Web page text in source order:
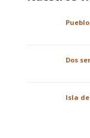
Dos
Isla